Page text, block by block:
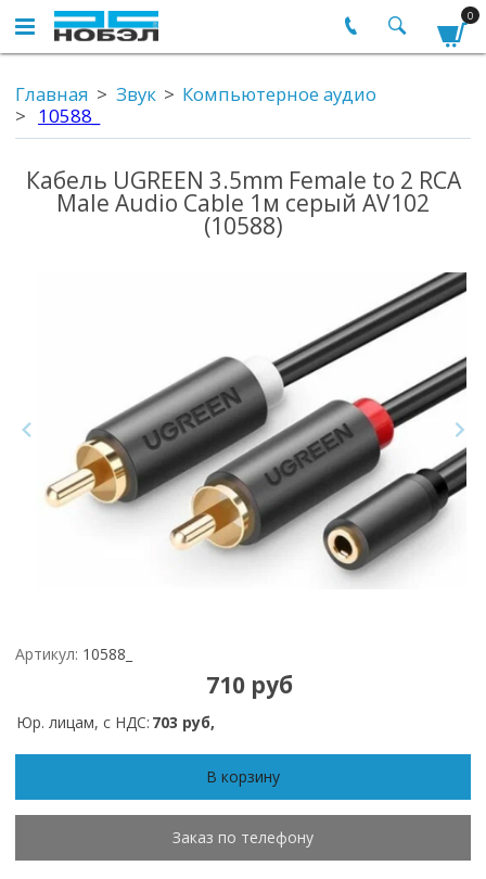
0
Главная Звук
Компьютерное аудио
10588_
Кабель UGREEN 3.5mm Female to 2 RCA
Male Audio Cable 1м серый AV102
(10588)
Артикул: 10588_
710 руб
Юр. лицам, с НДС: 703 руб,
В корзину
Заказ по телефону